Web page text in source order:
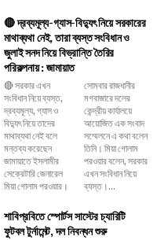
🔴 দ্রব্যমূল্য-গ্যাস-বিদ্যুৎ নিয়ে সরকারের
মাথাব্যথা নেই, তারা ব্যস্ত সংবিধান ও
জুলাই সনদ নিয়ে বিভ্রান্তি তৈরির
পরিকল্পনায় : জামায়াত
🔴 সরকার এখন
সংবিধান নিয়ে ব্যস্ত,
দ্রব্যমূল্য, গ্যাস ও
বিদ্যুৎ নিয়ে তাদের
মাথাব্যথা নেই বলে
মন্তব্য করেছেন
জামায়াতে ইসলামীর
সেক্রেটারি জেনারেল
মিয়া গোলাম পরওয়ার।
সোমবার রাজধানীর
মগবাজারে দলের
কেন্দ্রীয় কার্যালয়ে
আয়োজিত এক সংবাদ
সম্মেলনে এ কথা বলেন
তিনি। মিয়া গোলাম
পরওয়ার বলেন, সরকার
এখন সংবিধান নিয়ে
ব্যস্ত।...
শাবিপ্রবিতে স্পোর্টস সাস্টের চ্যারিটি
ফুটবল টুর্নামেন্ট, দল নিবন্ধন শুরু